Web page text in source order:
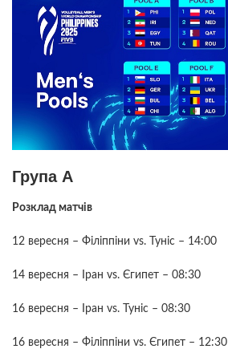
Група A
Розклад матчів
12 вересня – Філіппіни vs. Туніс – 14:00
14 вересня – Іран vs. Єгипет – 08:30
16 вересня – Іран vs. Туніс – 08:30
16 вересня – Філіппіни vs. Єгипет – 12:30